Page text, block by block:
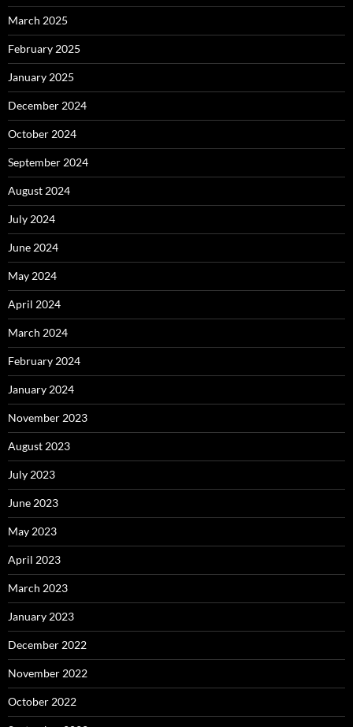
March 2025
February 2025
January 2025
December 2024
October 2024
September 2024
August 2024
July 2024
June 2024
May 2024
April 2024
March 2024
February 2024
January 2024
November 2023
August 2023
July 2023
June 2023
May 2023
April 2023
March 2023
January 2023
December 2022
November 2022
October 2022